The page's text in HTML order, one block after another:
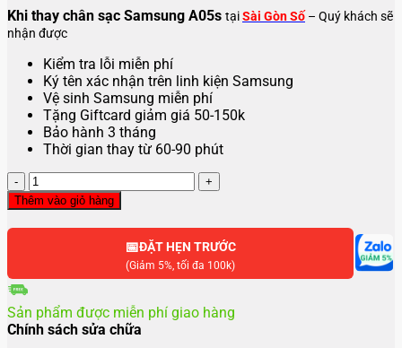
Khi thay chân sạc Samsung A05s tạiSài Gòn Số – Quý khách sẽ
nhận được
Kiểm tra lỗi miễn phí
Ký tên xác nhận trên linh kiện Samsung
Vệ sinh Samsung miễn phí
Tặng Giftcard giảm giá 50-150k
Bảo hành 3 tháng
Thời gian thay từ 60-90 phút
Thay
chân
sạc
Samsung
lượng
Thêm vào giỏ hàng
📅ĐẶT HẸN TRƯỚC
(Giảm 5%, tối đa 100k)
Sản phẩm được miễn phí giao hàng
Chính sách sửa chữa